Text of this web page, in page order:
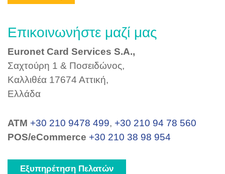
Επικοινωνήστε μαζί μας
Euronet Card Services S.A.,
Σαχτούρη 1 & Ποσειδώνος,
Καλλιθέα 17674 Αττική,
Ελλάδα
ΑΤΜ +30 210 9478 499, +30 210 94 78 560
POS/eCommerce +30 210 38 98 954
Εξυπηρέτηση Πελατών